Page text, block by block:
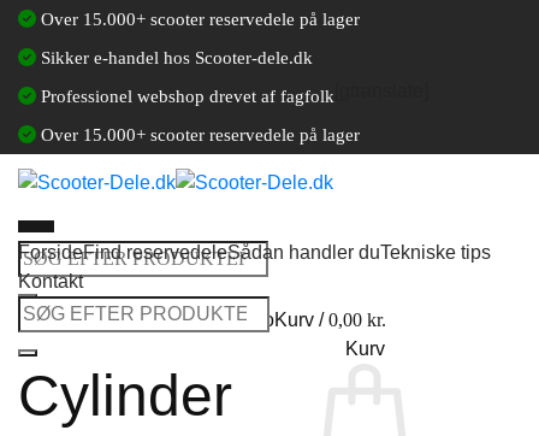
Fortsæt
indhold
Over 15.000+ scooter reservedele på lager
Sikker e-handel hos Scooter-dele.dk
Professionel webshop drevet af fagfolk
Over 15.000+ scooter reservedele på lager
Søg
efter:
Log ind / Opret en kundekontoKurv /0,00 kr.
Kurv
ForsideFind reservedeleSådan handler duTekniske tips
Kontakt
Søg
efter:
Cylinder